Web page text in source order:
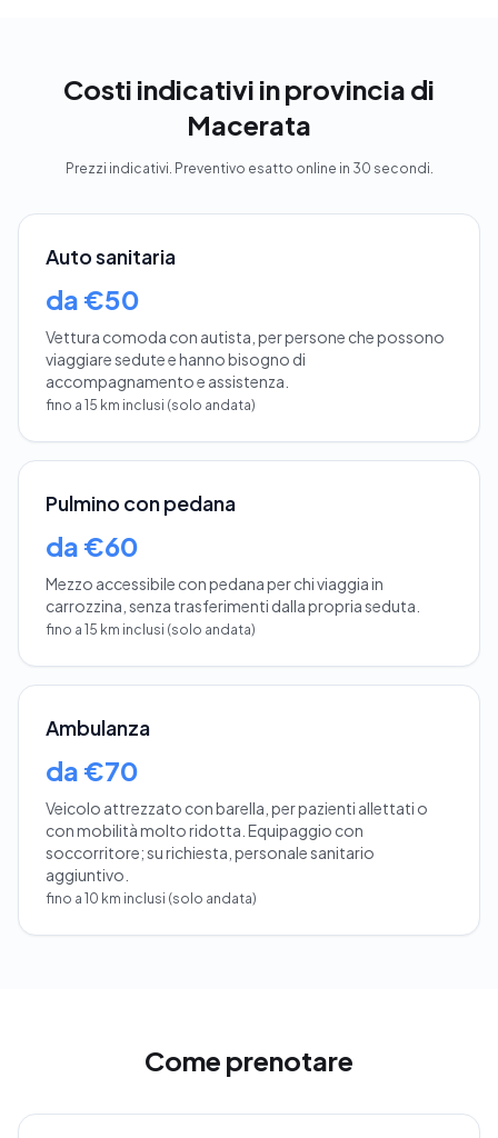
Costi indicativi in provincia di
Macerata
Prezzi indicativi. Preventivo esatto online in 30 secondi.
Auto sanitaria
da €50
Vettura comoda con autista, per persone che possono
viaggiare sedute e hanno bisogno di
accompagnamento e assistenza.
fino a 15 km inclusi (solo andata)
Pulmino con pedana
da €60
Mezzo accessibile con pedana per chi viaggia in
carrozzina, senza trasferimenti dalla propria seduta.
fino a 15 km inclusi (solo andata)
Ambulanza
da €70
Veicolo attrezzato con barella, per pazienti allettati o
con mobilità molto ridotta. Equipaggio con
soccorritore; su richiesta, personale sanitario
aggiuntivo.
fino a 10 km inclusi (solo andata)
Come prenotare